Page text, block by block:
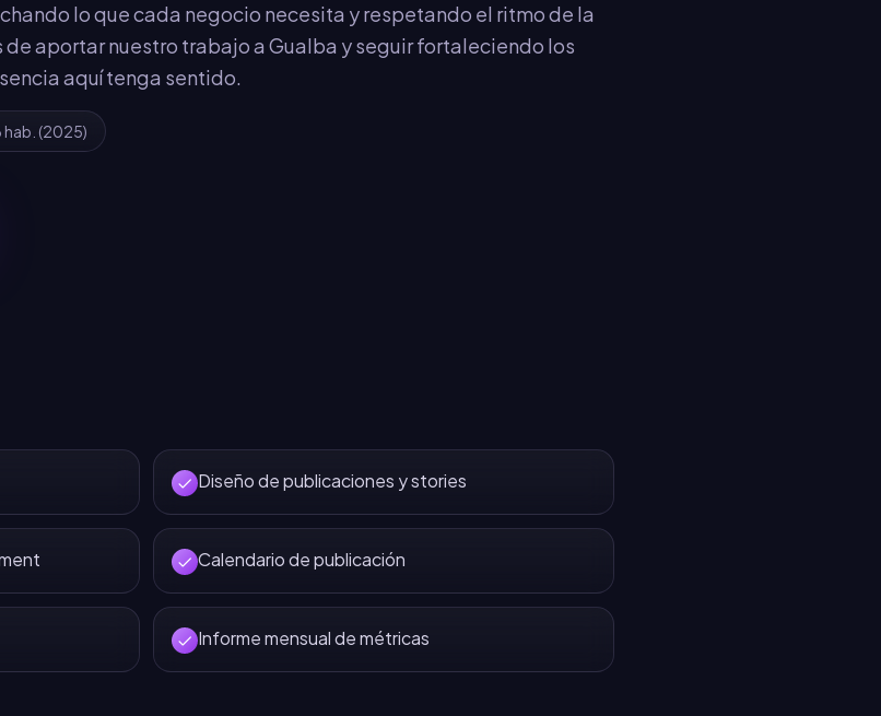
lo que cada negocio necesita y respetando el ritmo de la
aportar nuestro trabajo a Gualba y seguir fortaleciendo los
aquí tenga sentido.
hab. (2025)
Diseño de publicaciones y stories
Calendario de publicación
Informe mensual de métricas